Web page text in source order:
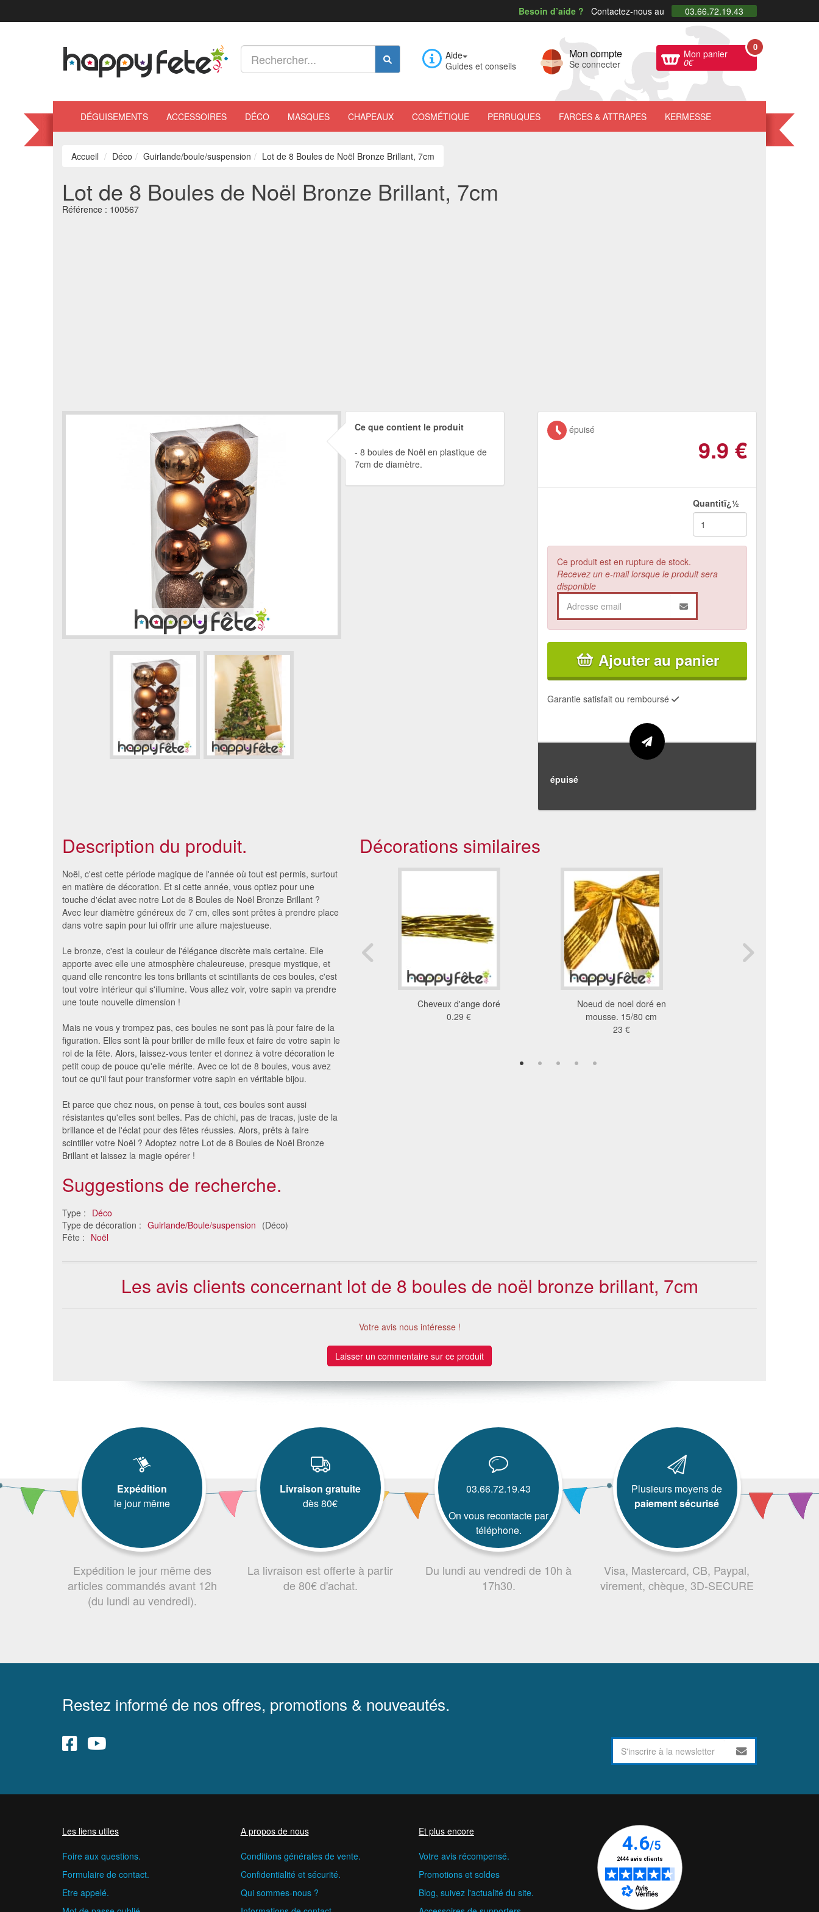
Besoin d’aide ? Contactez-nous au 03.66.72.19.43
Aide
Guides et conseils
Mon compte
Se connecter
Mon panier
0€
0
DÉGUISEMENTS ACCESSOIRES DÉCO MASQUES CHAPEAUX COSMÉTIQUE PERRUQUES FARCES & ATTRAPES KERMESSE
Accueil Déco Guirlande/boule/suspension Lot de 8 Boules de Noël Bronze Brillant, 7cm
Lot de 8 Boules de Noël Bronze Brillant, 7cm
Référence : 100567
Ce que contient le produit
8 boules de Noël en plastique de
7cm de diamètre.
épuisé
9.9 €
Quantitï¿½
Ce produit est en rupture de stock.
Recevez un e-mail lorsque le produit sera
disponible
Ajouter au panier
Garantie satisfait ou remboursé
épuisé
Description du produit.
Noël, c'est cette période magique de l'année où tout est permis, surtout
en matière de décoration. Et si cette année, vous optiez pour une
touche d'éclat avec notre Lot de 8 Boules de Noël Bronze Brillant ?
Avec leur diamètre généreux de 7 cm, elles sont prêtes à prendre place
dans votre sapin pour lui offrir une allure majestueuse.
Le bronze, c'est la couleur de l'élégance discrète mais certaine. Elle
apporte avec elle une atmosphère chaleureuse, presque mystique, et
quand elle rencontre les tons brillants et scintillants de ces boules, c'est
tout votre intérieur qui s'illumine. Vous allez voir, votre sapin va prendre
une toute nouvelle dimension !
Mais ne vous y trompez pas, ces boules ne sont pas là pour faire de la
figuration. Elles sont là pour briller de mille feux et faire de votre sapin le
roi de la fête. Alors, laissez-vous tenter et donnez à votre décoration le
petit coup de pouce qu'elle mérite. Avec ce lot de 8 boules, vous avez
tout ce qu'il faut pour transformer votre sapin en véritable bijou.
Et parce que chez nous, on pense à tout, ces boules sont aussi
résistantes qu'elles sont belles. Pas de chichi, pas de tracas, juste de la
brillance et de l'éclat pour des fêtes réussies. Alors, prêts à faire
scintiller votre Noël ? Adoptez notre Lot de 8 Boules de Noël Bronze
Brillant et laissez la magie opérer !
Suggestions de recherche.
Type : Déco
Type de décoration : Guirlande/Boule/suspension (Déco)
Fête : Noël
Décorations similaires
Rideau de lamelles dorées
26 €
7.97 €
Cheveux d'ange doré
0.29 €
Noeud de noel doré en
mousse. 15/80 cm
23 €
Les avis clients concernant lot de 8 boules de noël bronze brillant, 7cm
Votre avis nous intéresse !
Laisser un commentaire sur ce produit
Expédition
le jour même
Expédition le jour même des
articles commandés avant 12h
(du lundi au vendredi).
Livraison gratuite
dès 80€
La livraison est offerte à partir
de 80€ d'achat.
03.66.72.19.43
On vous recontacte par
téléphone.
Du lundi au vendredi de 10h à
17h30.
Plusieurs moyens de
paiement sécurisé
Visa, Mastercard, CB, Paypal,
virement, chèque, 3D-SECURE
Restez informé de nos offres, promotions & nouveautés.
Les liens utiles
Foire aux questions.
Formulaire de contact.
Etre appelé.
A propos de nous
Conditions générales de vente.
Confidentialité et sécurité.
Qui sommes-nous ?
Et plus encore
Votre avis récompensé.
Promotions et soldes
Blog, suivez l'actualité du site.